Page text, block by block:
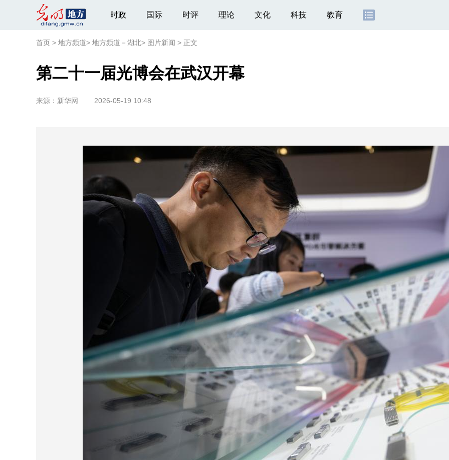
时政 国际 时评 理论 文化 科技 教育
首页 > 地方频道> 地方频道－湖北> 图片新闻 > 正文
第二十一届光博会在武汉开幕
来源： 新华网 2026-05-19 10:48